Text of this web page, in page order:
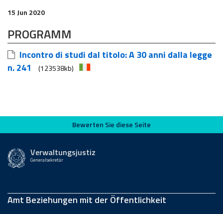
15 Jun 2020
PROGRAMM
Incontro di studi dal titolo: A 30 anni dalla legge
n. 241
(123538kb)
Bewerten Sie diese Seite
Bewerten Sie diese Seite
Verwaltungsjustiz
Generalsekretär
Amt Beziehungen mit der Öffentlichkeit